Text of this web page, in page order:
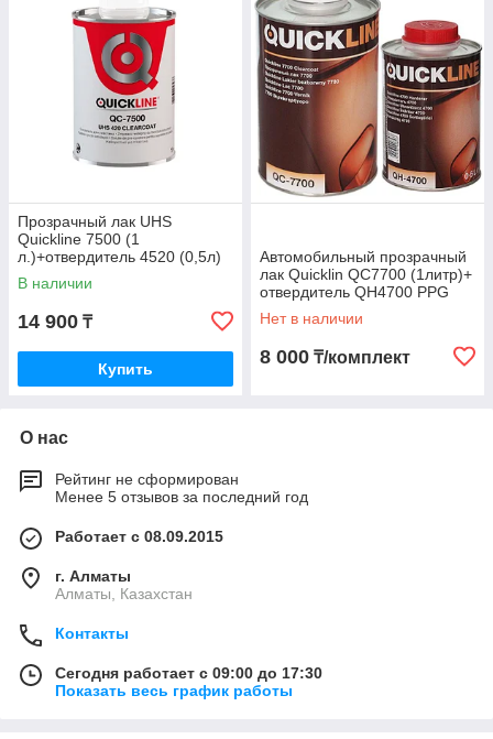
Прозрачный лак UHS
Quickline 7500 (1
л.)+отвердитель 4520 (0,5л)
В наличии
14 900 ₸
Купить
Автомобильный прозрачный
лак Quicklin QC7700 (1литр)+
отвердитель QH4700 PPG
Италия
Нет в наличии
8 000 ₸/комплект
О нас
Рейтинг не сформирован
Менее 5 отзывов за последний год
Работает с 08.09.2015
г. Алматы
Алматы, Казахстан
Контакты
Сегодня работает с 09:00 до 17:30
Показать весь график работы